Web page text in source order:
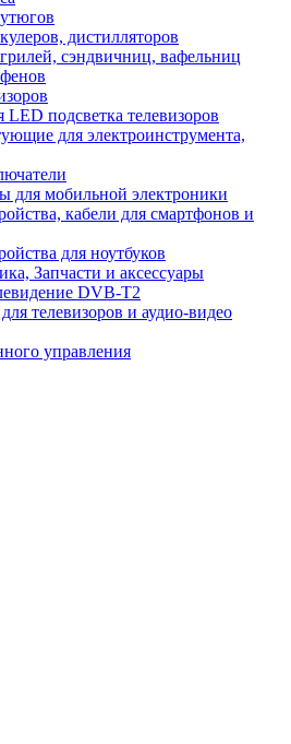
дистилляторов
сэндвичниц, вафельниц
LED подсветка телевизоров
для электроинструмента,
для мобильной электроники
кабели для смартфонов и
для ноутбуков
Запчасти и аксессуары
DVB-T2
телевизоров и аудио-видео
управления